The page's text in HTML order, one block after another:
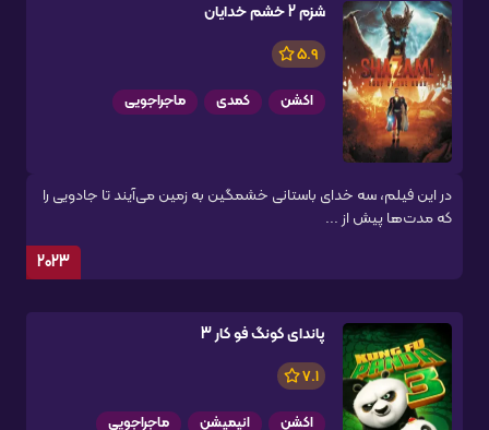
شزم 2 خشم خدایان
5.9
اکشن کمدی ماجراجویی
در این فیلم، سه خدای باستانی خشمگین به زمین می‌آیند تا جادویی را
که مدت‌ها پیش از ...
2023
پاندای کونگ فو کار 3
7.1
اکشن انیمیشن ماجراجویی